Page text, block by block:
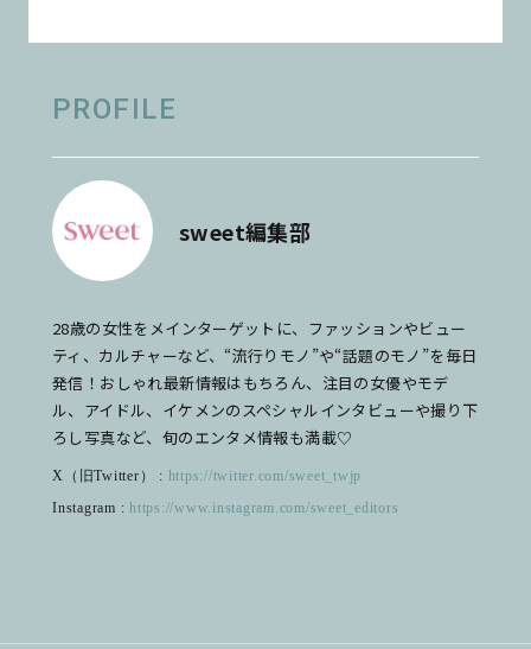
PROFILE
sweet編集部
28歳の女性をメインターゲットに、ファッションやビュー
ティ、カルチャーなど、“流行りモノ”や“話題のモノ”を毎日
発信！おしゃれ最新情報はもちろん、注目の女優やモデ
ル、アイドル、イケメンのスペシャルインタビューや撮り下
ろし写真など、旬のエンタメ情報も満載♡
X（旧Twitter） : https://twitter.com/sweet_twjp
Instagram : https://www.instagram.com/sweet_editors